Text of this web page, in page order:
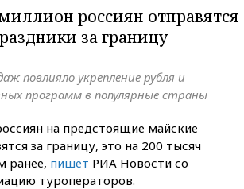
россиян отправятся
за границу
повлияло укрепление рубля и
программ в популярные страны
на предстоящие майские
за границу, это на 200 тысяч
ранее, пишет РИА Новости со
туроператоров.